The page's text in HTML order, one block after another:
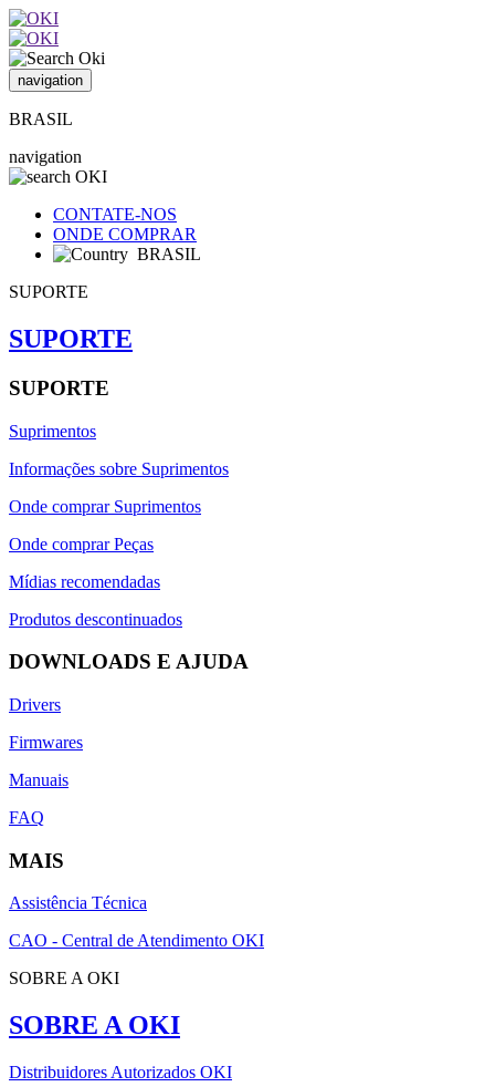
navigation
BRASIL
navigation
CONTATE-NOS
ONDE COMPRAR
BRASIL
SUPORTE
SUPORTE
SUPORTE
Suprimentos
Informações sobre Suprimentos
Onde comprar Suprimentos
Onde comprar Peças
Mídias recomendadas
Produtos descontinuados
DOWNLOADS E AJUDA
Drivers
Firmwares
Manuais
FAQ
MAIS
Assistência Técnica
CAO - Central de Atendimento OKI
SOBRE A OKI
SOBRE A OKI
Distribuidores Autorizados OKI